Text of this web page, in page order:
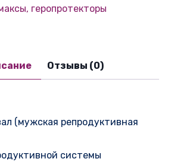
геропротекторы
Отзывы (0)
(мужская репродуктивная
системы